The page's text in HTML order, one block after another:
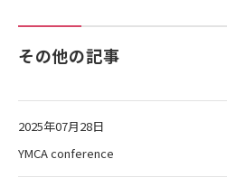
その他の記事
2025年07月28日
YMCA conference